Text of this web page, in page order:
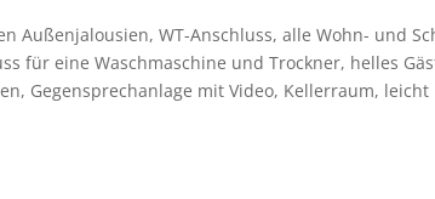
WT-Anschluss, alle Wohn- und
für eine Waschmaschine und Trockner, helles
Gegensprechanlage mit Video, Kellerraum,